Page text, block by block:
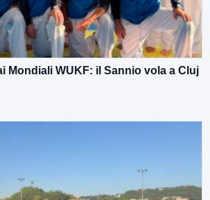
Mondiali WUKF: il Sannio vola a Cluj